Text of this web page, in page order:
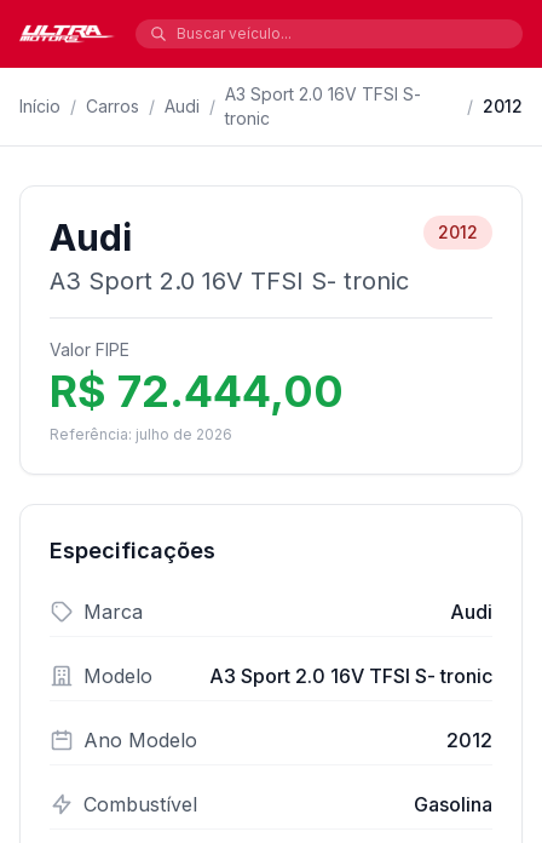
Início / Carros / Audi /
A3 Sport 2.0 16V TFSI S-
tronic
/ 2012
Audi
A3 Sport 2.0 16V TFSI S- tronic
2012
Valor FIPE
R$ 72.444,00
Referência: julho de 2026
Especificações
Marca Audi
Modelo A3 Sport 2.0 16V TFSI S- tronic
Ano Modelo 2012
Combustível Gasolina